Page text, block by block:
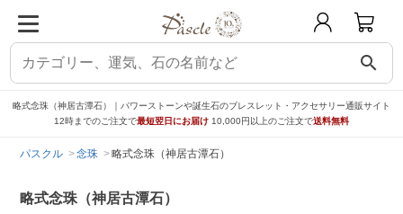
search
略式念珠（神居古潭石）｜パワーストーンや誕生石のブレスレット・アクセサリー通販サイト
12時までのご注文で最短翌日にお届け 10,000円以上のご注文で送料無料
パスクル 念珠 略式念珠（神居古潭石）
略式念珠（神居古潭石）